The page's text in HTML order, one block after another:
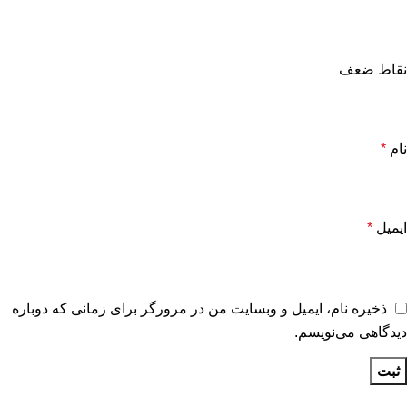
نقاط ضعف
نام *
ایمیل *
ذخیره نام، ایمیل و وبسایت من در مرورگر برای زمانی که دوباره
دیدگاهی می‌نویسم.